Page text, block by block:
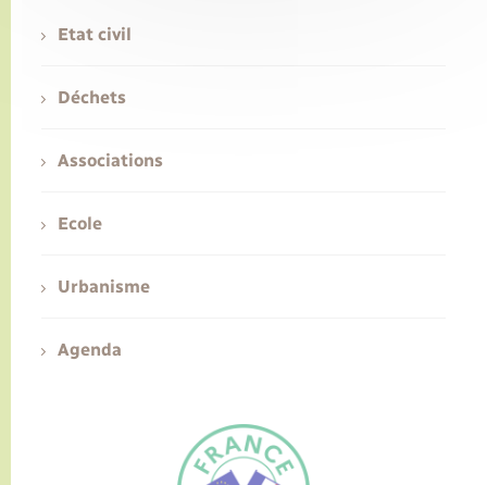
Etat civil
Déchets
Associations
Ecole
Urbanisme
Agenda